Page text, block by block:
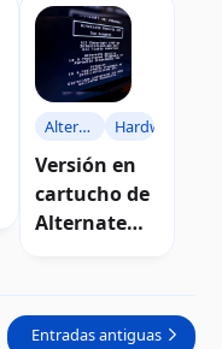
Alternate
Reality
Hardware
Versión en
cartucho de
Alternate
para Atari
Entradas antiguas